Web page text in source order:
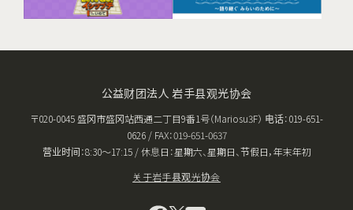
公益财团法人 岩手县观光协会
〒020-0045 盛冈市盛冈站西通二丁目9番1号（Mariosu3F） 电话：019-651-
0626 / FAX：019-651-0637
营业时间：8:30〜17:15 / 休息日：星期六、星期日、节假日，年末年初
关于岩手县观光协会